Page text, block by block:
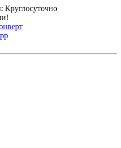
Круглосуточно